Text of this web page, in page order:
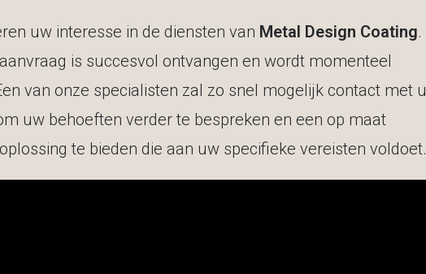
uw interesse in de diensten van Metal Design Coating.
is succesvol ontvangen en wordt momenteel
van onze specialisten zal zo snel mogelijk contact met u
uw behoeften verder te bespreken en een op maat
te bieden die aan uw specifieke vereisten voldoet.